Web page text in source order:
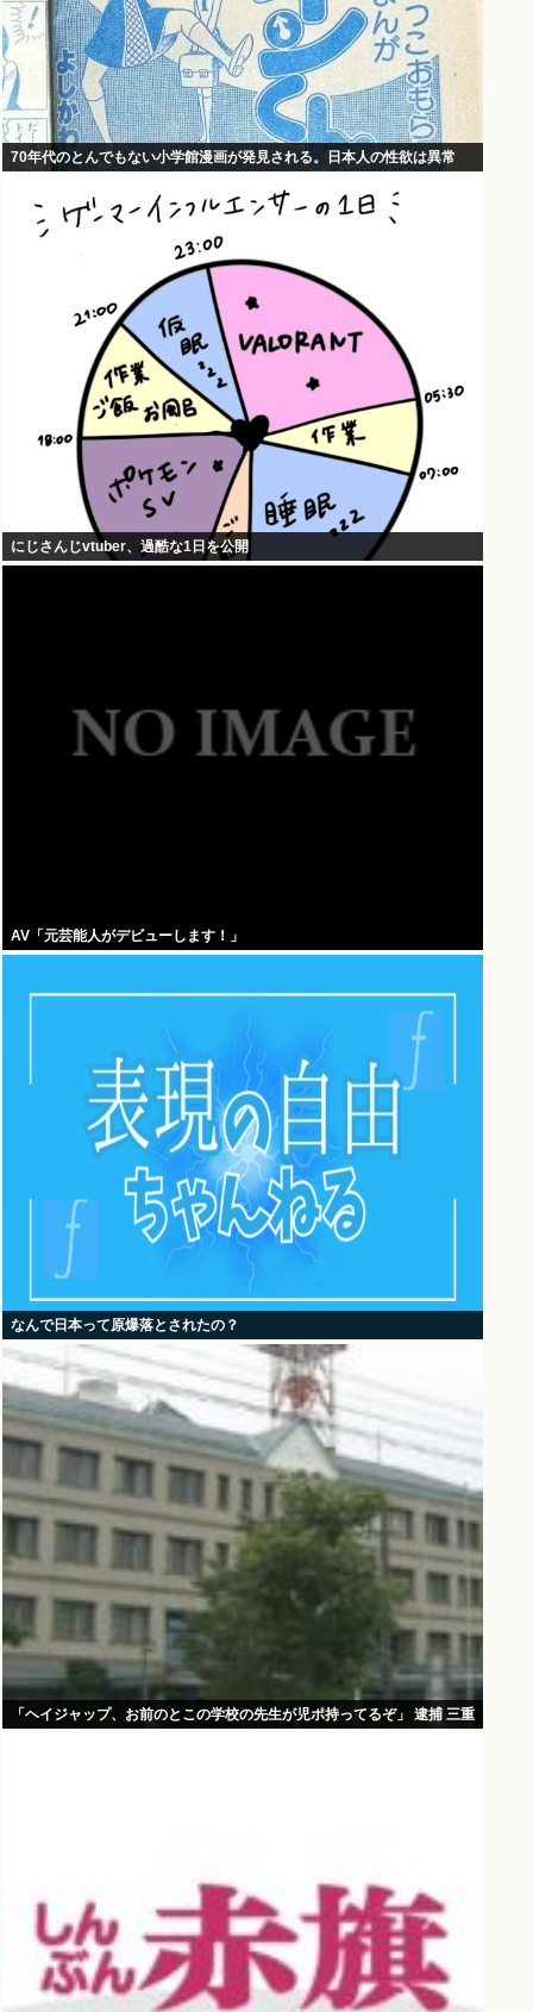
70年代のとんでもない小学館漫画が発見される。日本人の性欲は異常
にじさんじvtuber、過酷な1日を公開
AV「元芸能人がデビューします！」
なんで日本って原爆落とされたの？
「ヘイジャップ、お前のとこの学校の先生が児ポ持ってるぞ」 逮捕 三重